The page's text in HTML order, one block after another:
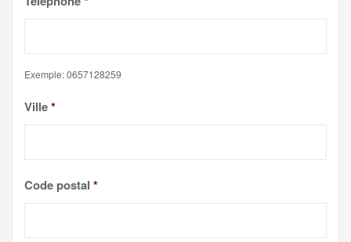
Exemple: 0657128259
Ville*
Code postal *